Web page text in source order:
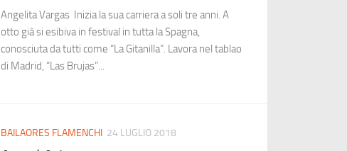
Angelita Vargas Inizia la sua carriera a soli tre anni. A
otto già si esibiva in festival in tutta la Spagna,
conosciuta da tutti come “La Gitanilla”. Lavora nel tablao
di Madrid, “Las Brujas”...
BAILAORES FLAMENCHI 24 LUGLIO 2018